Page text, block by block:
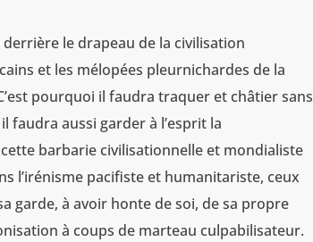
le drapeau de la civilisation
et les mélopées pleurnichardes de la
pourquoi il faudra traquer et châtier sans
faudra aussi garder à l’esprit la
barbarie civilisationnelle et mondialiste
l’irénisme pacifiste et humanitariste, ceux
garde, à avoir honte de soi, de sa propre
à coups de marteau culpabilisateur.